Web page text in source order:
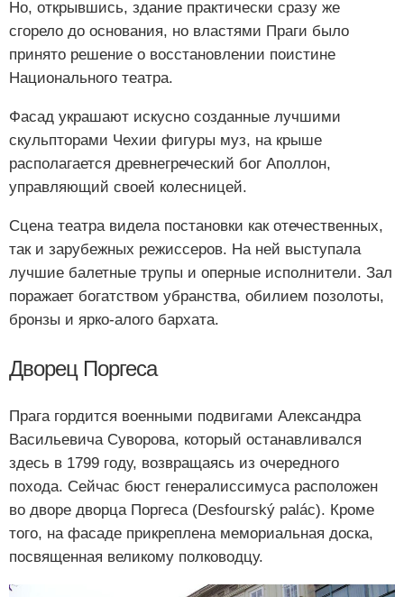
Но, открывшись, здание практически сразу же
сгорело до основания, но властями Праги было
принято решение о восстановлении поистине
Национального театра.
Фасад украшают искусно созданные лучшими
скульпторами Чехии фигуры муз, на крыше
располагается древнегреческий бог Аполлон,
управляющий своей колесницей.
Сцена театра видела постановки как отечественных,
так и зарубежных режиссеров. На ней выступала
лучшие балетные трупы и оперные исполнители. Зал
поражает богатством убранства, обилием позолоты,
бронзы и ярко-алого бархата.
Дворец Поргеса
Прага гордится военными подвигами Александра
Васильевича Суворова, который останавливался
здесь в 1799 году, возвращаясь из очередного
похода. Сейчас бюст генералиссимуса расположен
во дворе дворца Поргеса (Desfourský palác). Кроме
того, на фасаде прикреплена мемориальная доска,
посвященная великому полководцу.